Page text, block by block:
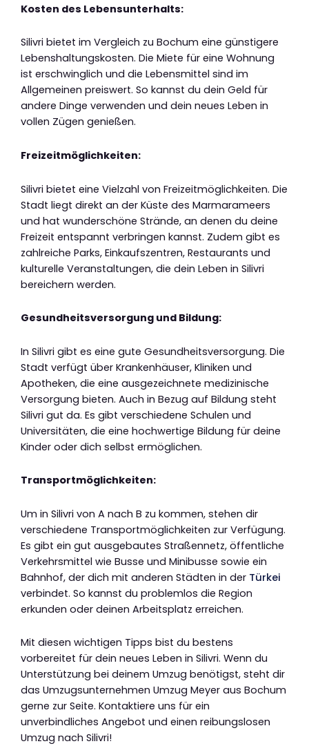
Kosten des Lebensunterhalts:
Silivri bietet im Vergleich zu Bochum eine günstigere
Lebenshaltungskosten. Die Miete für eine Wohnung
ist erschwinglich und die Lebensmittel sind im
Allgemeinen preiswert. So kannst du dein Geld für
andere Dinge verwenden und dein neues Leben in
vollen Zügen genießen.
Freizeitmöglichkeiten:
Silivri bietet eine Vielzahl von Freizeitmöglichkeiten. Die
Stadt liegt direkt an der Küste des Marmarameers
und hat wunderschöne Strände, an denen du deine
Freizeit entspannt verbringen kannst. Zudem gibt es
zahlreiche Parks, Einkaufszentren, Restaurants und
kulturelle Veranstaltungen, die dein Leben in Silivri
bereichern werden.
Gesundheitsversorgung und Bildung:
In Silivri gibt es eine gute Gesundheitsversorgung. Die
Stadt verfügt über Krankenhäuser, Kliniken und
Apotheken, die eine ausgezeichnete medizinische
Versorgung bieten. Auch in Bezug auf Bildung steht
Silivri gut da. Es gibt verschiedene Schulen und
Universitäten, die eine hochwertige Bildung für deine
Kinder oder dich selbst ermöglichen.
Transportmöglichkeiten:
Um in Silivri von A nach B zu kommen, stehen dir
verschiedene Transportmöglichkeiten zur Verfügung.
Es gibt ein gut ausgebautes Straßennetz, öffentliche
Verkehrsmittel wie Busse und Minibusse sowie ein
Bahnhof, der dich mit anderen Städten in der Türkei
verbindet. So kannst du problemlos die Region
erkunden oder deinen Arbeitsplatz erreichen.
Mit diesen wichtigen Tipps bist du bestens
vorbereitet für dein neues Leben in Silivri. Wenn du
Unterstützung bei deinem Umzug benötigst, steht dir
das Umzugsunternehmen Umzug Meyer aus Bochum
gerne zur Seite. Kontaktiere uns für ein
unverbindliches Angebot und einen reibungslosen
Umzug nach Silivri!